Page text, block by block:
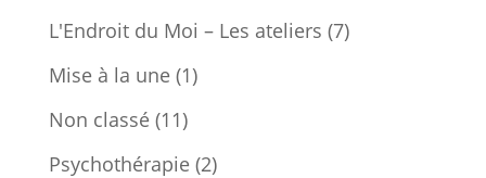
L'Endroit du Moi – Les ateliers (7)
Mise à la une(1)
Non classé(11)
Psychothérapie(2)